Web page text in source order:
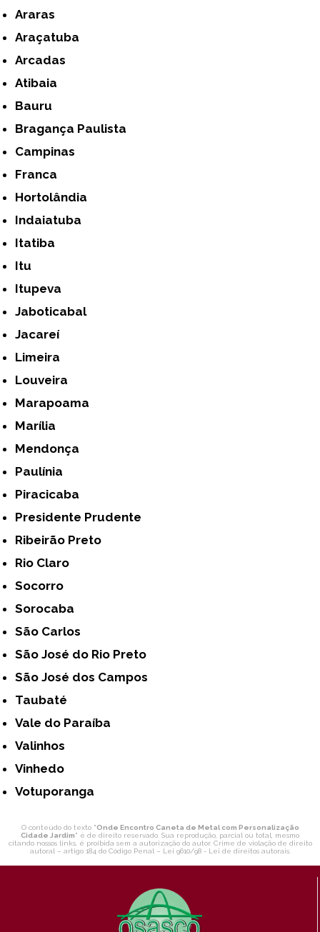
Araras
Araçatuba
Arcadas
Atibaia
Bauru
Bragança Paulista
Campinas
Franca
Hortolândia
Indaiatuba
Itatiba
Itu
Itupeva
Jaboticabal
Jacareí
Limeira
Louveira
Marapoama
Marília
Mendonça
Paulínia
Piracicaba
Presidente Prudente
Ribeirão Preto
Rio Claro
Socorro
Sorocaba
São Carlos
São José do Rio Preto
São José dos Campos
Taubaté
Vale do Paraíba
Valinhos
Vinhedo
Votuporanga
O conteúdo do texto "Onde Encontro Caneta de Metal com Personalização
Cidade Jardim" é de direito reservado. Sua reprodução, parcial ou total, mesmo
citando nossos links, é proibida sem a autorização do autor. Crime de violação de direito
autoral – artigo 184 do Código Penal – Lei 9610/98 - Lei de direitos autorais.